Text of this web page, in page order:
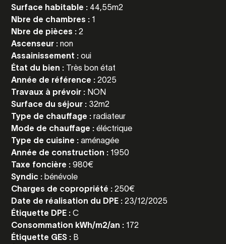
Surface habitable : 44,55m2
Nbre de chambres : 1
Nbre de pièces :2
Ascenseur :non
Assainissement :oui
État du bien : Très bon état
Année de référence :2025
Travaux à prévoir : NON
Surface du séjour : 32m2
Type de chauffage :radiateur
Mode de chauffage :éléctrique
Type de cuisine :aménagée
Année de construction : 1950
Taxe foncière :980€
Syndic :bénévole
Charges de copropriété :250€
Date de réalisation du DPE :23/12/2025
Étiquette DPE :C
Consommation kWh/m2/an : 172
Étiquette GES : B